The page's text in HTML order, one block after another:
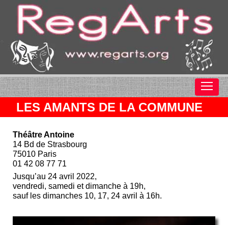
LES AMANTS DE LA COMMUNE
Théâtre Antoine
14 Bd de Strasbourg
75010 Paris
01 42 08 77 71
Jusqu’au 24 avril 2022,
vendredi, samedi et dimanche à 19h,
sauf les dimanches 10, 17, 24 avril à 16h.